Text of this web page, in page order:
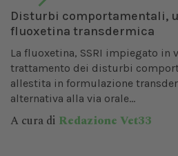
Disturbi comportamentali,
fluoxetina transdermica
La fluoxetina, SSRI impiegato in
trattamento dei disturbi
allestita in formulazione
alternativa alla via orale...
A cura di Redazione Vet33